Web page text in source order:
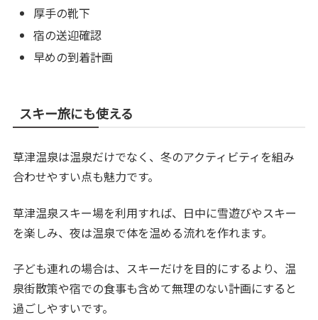
厚手の靴下
宿の送迎確認
早めの到着計画
スキー旅にも使える
草津温泉は温泉だけでなく、冬のアクティビティを組み
合わせやすい点も魅力です。
草津温泉スキー場を利用すれば、日中に雪遊びやスキー
を楽しみ、夜は温泉で体を温める流れを作れます。
子ども連れの場合は、スキーだけを目的にするより、温
泉街散策や宿での食事も含めて無理のない計画にすると
過ごしやすいです。